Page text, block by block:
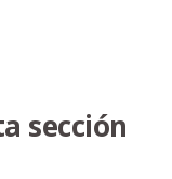
sección